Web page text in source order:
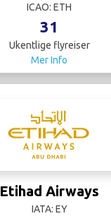
ICAO: ETH
31
Ukentlige flyreiser
Mer Info
Etihad Airways
IATA: EY